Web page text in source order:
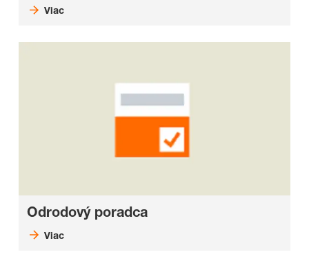
Viac
Odrodový poradca
Viac